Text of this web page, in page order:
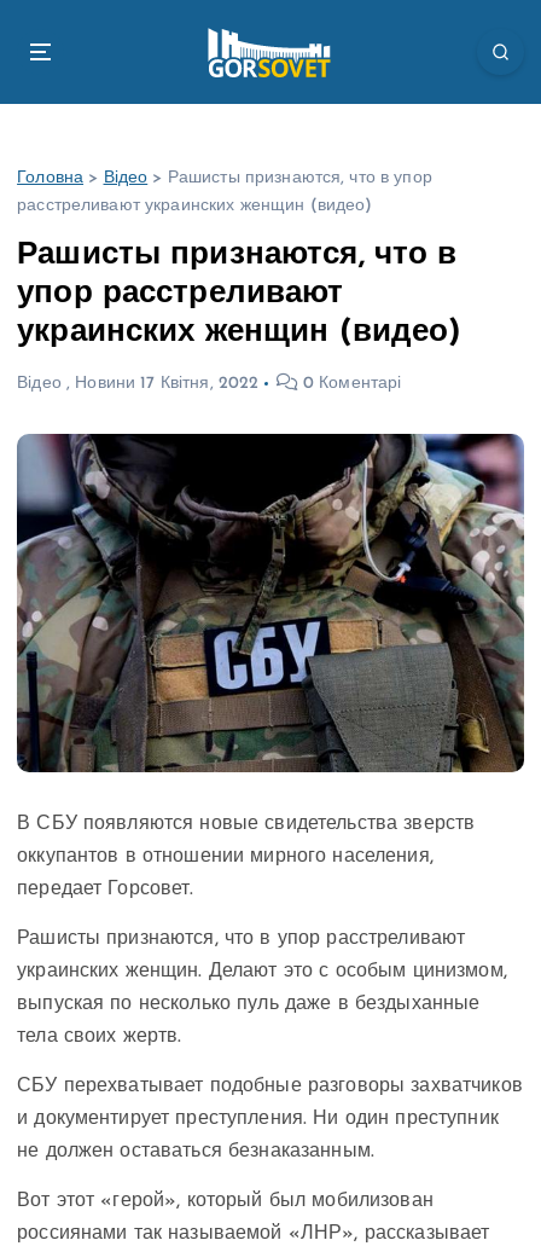
Головна > Відео > Рашисты признаются, что в упор
расстреливают украинских женщин (видео)
Рашисты признаются, что в
упор расстреливают
украинских женщин (видео)
Відео, Новини 17 Квітня, 2022 0 Коментарі
В СБУ появляются новые свидетельства зверств
оккупантов в отношении мирного населения,
передает Горсовет.
Рашисты признаются, что в упор расстреливают
украинских женщин. Делают это с особым цинизмом,
выпуская по несколько пуль даже в бездыханные
тела своих жертв.
СБУ перехватывает подобные разговоры захватчиков
и документирует преступления. Ни один преступник
не должен оставаться безнаказанным.
Вот этот «герой», который был мобилизован
россиянами так называемой «ЛНР», рассказывает